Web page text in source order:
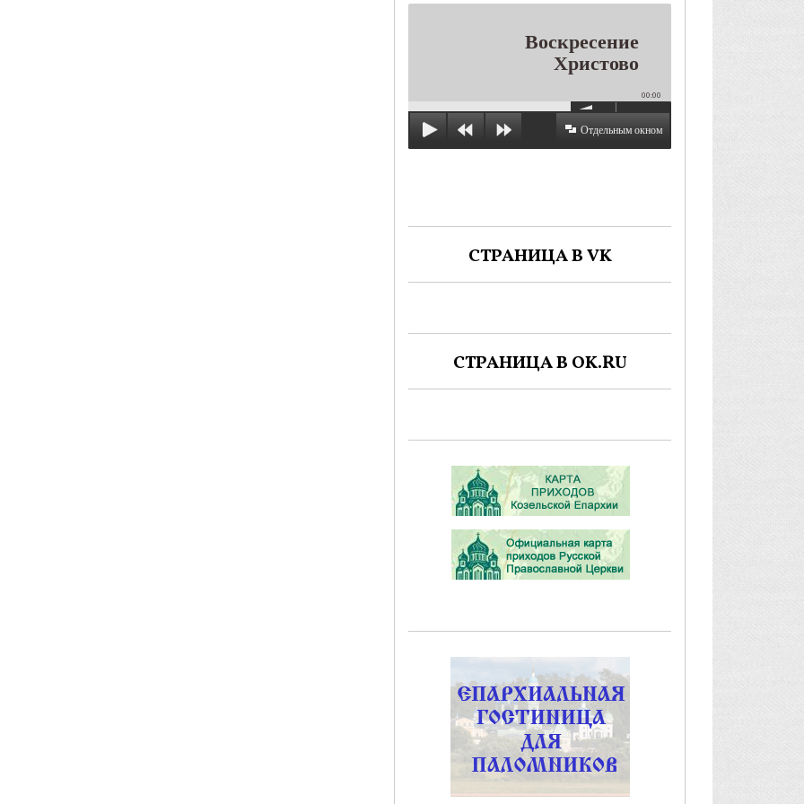
Воскресение
Христово
00:00
Отдельным окном
СТРАНИЦА В VK
СТРАНИЦА В OK.RU